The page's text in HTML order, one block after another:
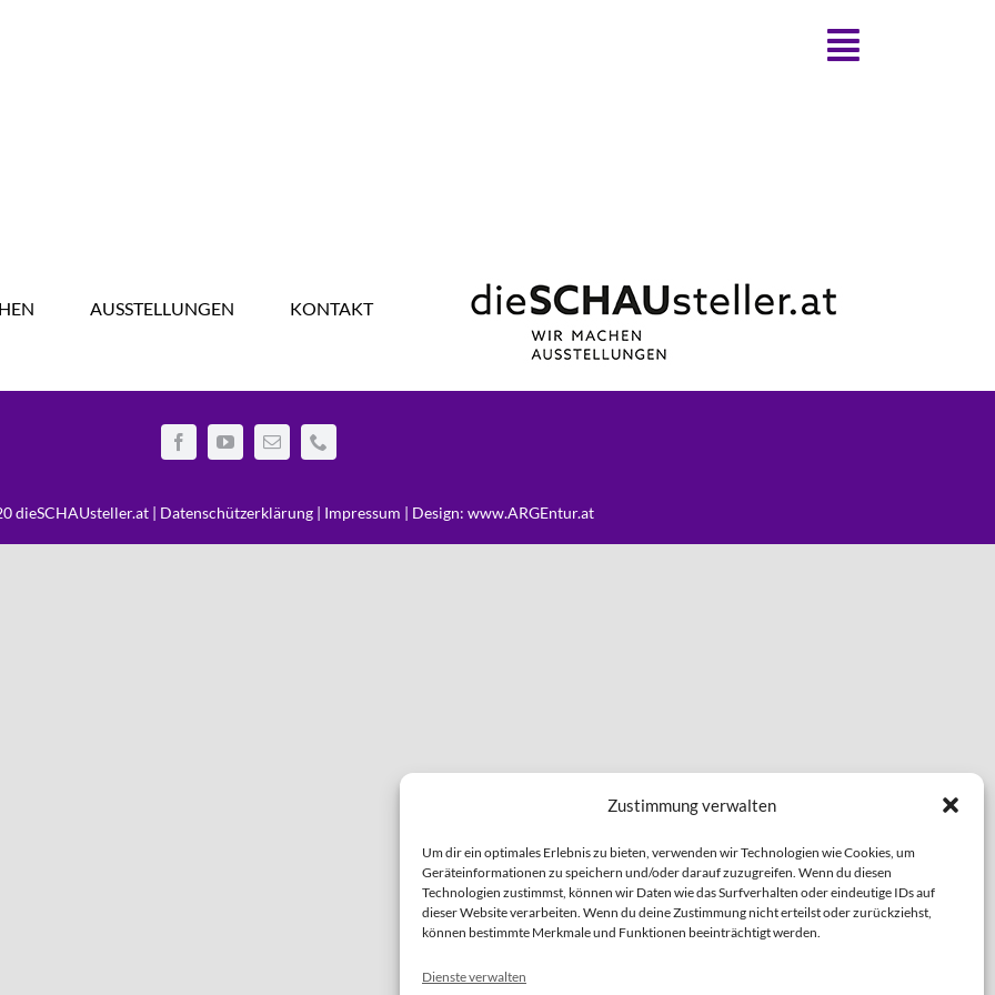
Zustimmung verwalten
Um dir ein optimales Erlebnis zu bieten, verwenden wir Technologien wie Cookies, um
Geräteinformationen zu speichern und/oder darauf zuzugreifen. Wenn du diesen
Technologien zustimmst, können wir Daten wie das Surfverhalten oder eindeutige IDs auf
dieser Website verarbeiten. Wenn du deine Zustimmung nicht erteilst oder zurückziehst,
können bestimmte Merkmale und Funktionen beeinträchtigt werden.
Dienste verwalten
AUSSTELLUNGEN KONTAKT
dieSCHAUsteller.at | Datenschützerklärung | Impressum | Design: www.ARGEntur.at